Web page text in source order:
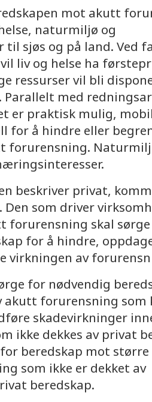
mot akutt
naturmiljø og
sjøs og på land. Ved
liv og helse ha
ressurser vil bli
Parallelt med
er praktisk mulig,
for å hindre eller
forurensning.
beskriver privat,
som driver
forurensning skal
for å hindre,
virkningen av
for nødvendig
forurensning som
skadevirkninger
ikke dekkes av privat
beredskap mot
som ikke er dekket av
beredskap.